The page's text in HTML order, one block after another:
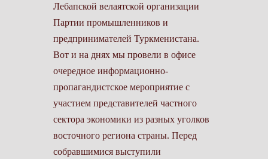
Лебапской велаятской организации
Партии промышленников и
предпринимателей Туркменистана.
Вот и на днях мы провели в офисе
очередное информационно-
пропагандистское мероприятие с
участием представителей частного
сектора экономики из разных уголков
восточного региона страны. Перед
собравшимися выступили